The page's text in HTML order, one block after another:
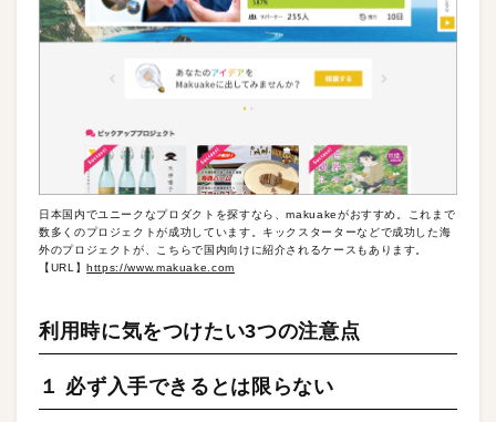
日本国内でユニークなプロダクトを探すなら、makuakeがおすすめ。これまで
数多くのプロジェクトが成功しています。キックスターターなどで成功した海
外のプロジェクトが、こちらで国内向けに紹介されるケースもあります。
【URL】https://www.makuake.com
利用時に気をつけたい3つの注意点
１ 必ず入手できるとは限らない